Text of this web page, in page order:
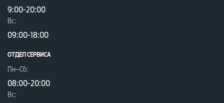
9:00-20:00
Вc:
09:00-18:00
ОТДЕЛ CЕРВИСА
Пн–Сб:
08:00-20:00
Вc: